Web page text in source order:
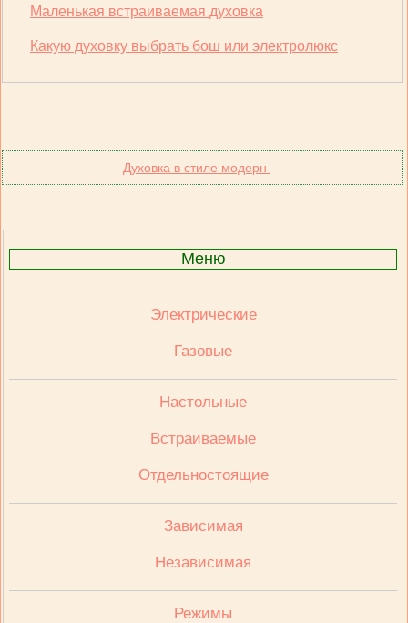
Маленькая встраиваемая духовка
Какую духовку выбрать бош или электролюкс
Духовка в стиле модерн
Меню
Электрические
Газовые
Настольные
Встраиваемые
Отдельностоящие
Зависимая
Независимая
Режимы